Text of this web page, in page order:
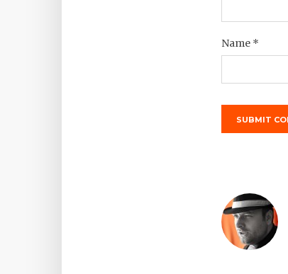
Name *